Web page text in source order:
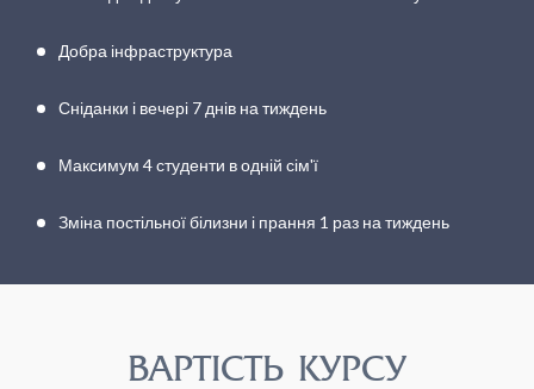
Добра інфраструктура
Сніданки і вечері 7 днів на тиждень
Максимум 4 студенти в одній сім'ї
Зміна постільної білизни і прання 1 раз на тиждень
ВАРТІСТЬ КУРСУ